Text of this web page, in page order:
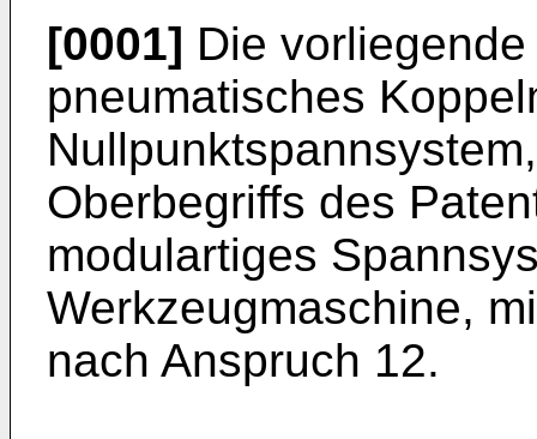
[0001] Die
pneumatisches
Oberbegriffs des
modulartiges
Werkzeugmaschine,
nach Anspruch 12.